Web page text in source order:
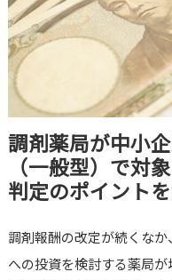
調剤薬局が中小
（一般型）で対
判定のポイント
調剤報酬の改定が続くな
への投資を検討する薬局